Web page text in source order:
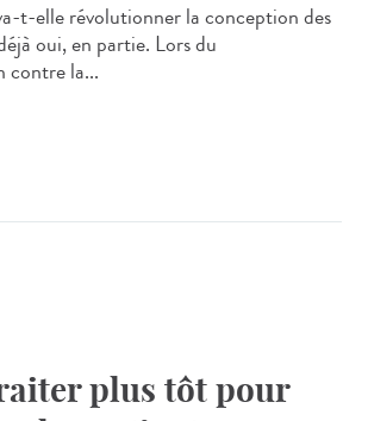
t-elle révolutionner la conception des
oui, en partie. Lors du
contre la...
plus tôt pour